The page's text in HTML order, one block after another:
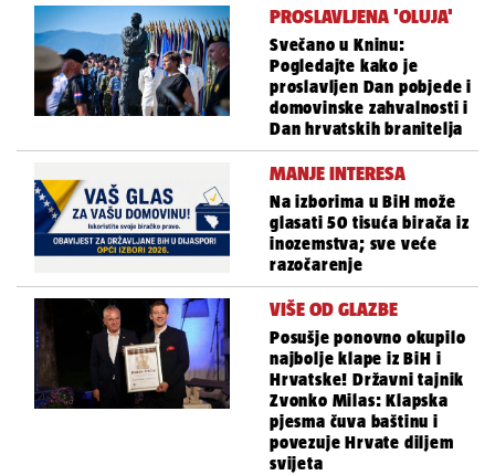
PROSLAVLJENA 'OLUJA'
Svečano u Kninu:
Pogledajte kako je
proslavljen Dan pobjede i
domovinske zahvalnosti i
Dan hrvatskih branitelja
MANJE INTERESA
Na izborima u BiH može
glasati 50 tisuća birača iz
inozemstva; sve veće
razočarenje
VIŠE OD GLAZBE
Posušje ponovno okupilo
najbolje klape iz BiH i
Hrvatske! Državni tajnik
Zvonko Milas: Klapska
pjesma čuva baštinu i
povezuje Hrvate diljem
svijeta